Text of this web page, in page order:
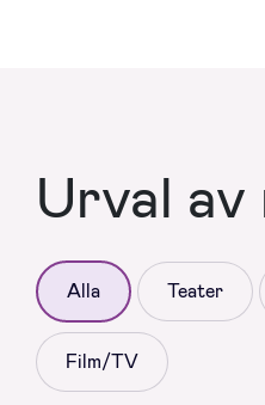
Urval
Alla Teater
Film/TV